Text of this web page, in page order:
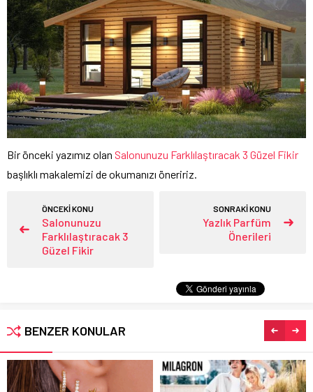
Bir önceki yazımız olan Salonunuzu Farklılaştıracak 3 Güzel Fikir
başlıklı makalemizi de okumanızı öneririz.
ÖNCEKİ KONU
Salonunuzu
Farklılaştıracak 3
Güzel Fikir
SONRAKİ KONU
Yazlık Parfüm
Önerileri
BENZER KONULAR